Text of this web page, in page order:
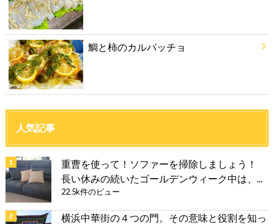
鯛と柿のカルパッチョ
人気記事
重曹を使って！ソファーを掃除しましょう！
長い休みの続いたゴールデンウィーク中は、...
22.5k件のビュー
横浜中華街の４つの門。その意味と役割を知っ